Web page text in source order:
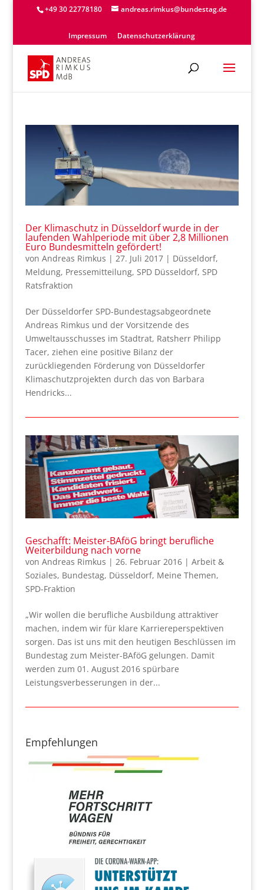
+49 30 22778180 andreas.rimkus@bundestag.de
Impressum Datenschutzerklärung
Der Klimaschutz in Düsseldorf wurde in der
laufenden Wahlperiode mit über 2,8 Millionen
Euro Bundesmitteln gefördert!
von Andreas Rimkus | 27. Juli 2017| Düsseldorf,
Meldung, Pressemitteilung, SPD Düsseldorf, SPD
Ratsfraktion
Der Düsseldorfer SPD-Bundestagsabgeordnete
Andreas Rimkus und der Vorsitzende des
Umweltausschusses im Stadtrat, Ratsherr Philipp
Tacer, ziehen eine positive Bilanz der
zurückliegenden Förderung von Düsseldorfer
Klimaschutzprojekten durch das von Barbara
Hendricks...
Geschafft: Meister-BAföG bringt berufliche
Weiterbildung nach vorne
von Andreas Rimkus | 26. Februar 2016| Arbeit &
Soziales, Bundestag, Düsseldorf, Meine Themen,
SPD-Fraktion
„Wir wollen die berufliche Ausbildung attraktiver
machen, indem wir für klare Karriereperspektiven
sorgen. Das ist uns mit den heutigen Beschlüssen im
Bundestag zum Meister-BAföG gelungen. Damit
werden zum 01. August 2016 spürbare
Leistungsverbesserungen in der...
Empfehlungen